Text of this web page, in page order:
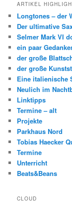
ARTIKEL
Longtones – der
Der ultimative
Selmer Mark VI
ein paar
der große
der große
Eine italienische
Neulich im
Linktipps
Termine – alt
Projekte
Parkhaus Nord
Tobias Haecker
Termine
Unterricht
Beats&Beans
CLOUD